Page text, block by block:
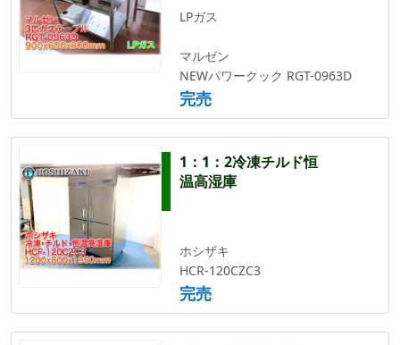
LPガス
マルゼン
NEWパワークック RGT-0963D
完売
1：1：2冷凍チルド恒
温高湿庫
ホシザキ
HCR-120CZC3
完売